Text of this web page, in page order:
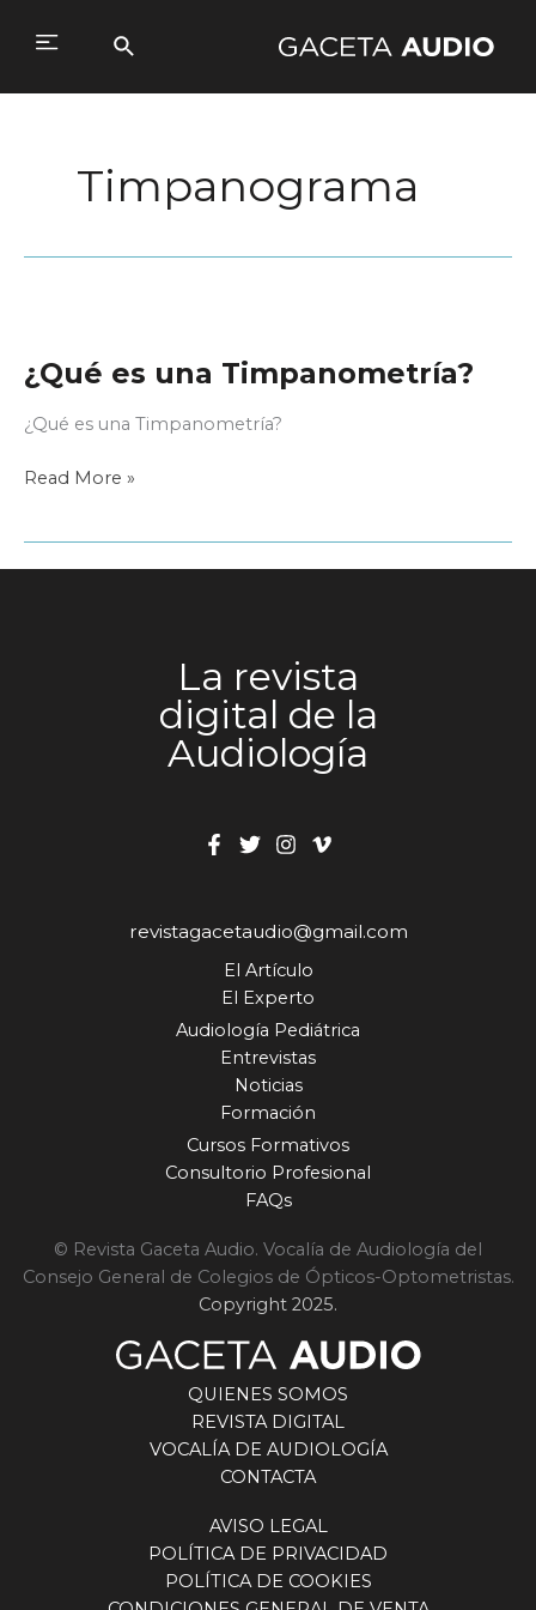
Buscar
Timpanograma
¿Qué es una Timpanometría?
¿Qué es una Timpanometría?
¿Qué
Read More »
La revista
digital de la
Audiología
revistagacetaudio@gmail.com
El Artículo
El Experto
Audiología Pediátrica
Entrevistas
Noticias
Formación
Cursos Formativos
Consultorio Profesional
FAQs
© Revista Gaceta Audio. Vocalía de Audiología del
Consejo General de Colegios de Ópticos-Optometristas.
Copyright 2025.
QUIENES SOMOS
REVISTA DIGITAL
VOCALÍA DE AUDIOLOGÍA
CONTACTA
AVISO LEGAL
POLÍTICA DE PRIVACIDAD
POLÍTICA DE COOKIES